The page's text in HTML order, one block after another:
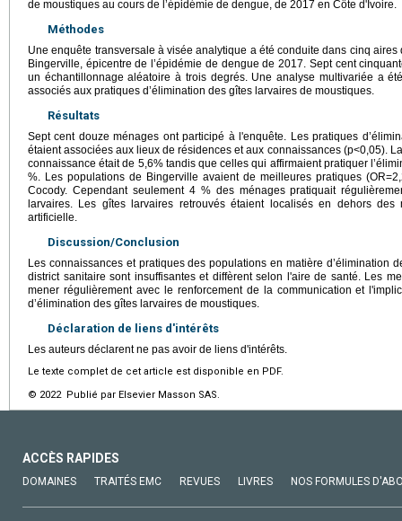
de moustiques au cours de l’épidémie de dengue, de 2017 en Côte d'Ivoire.
Méthodes
Une enquête transversale à visée analytique a été conduite dans cinq
Bingerville, épicentre de l’épidémie de dengue de 2017. Sept cent
un échantillonnage aléatoire à trois degrés. Une analyse multivariée a
associés aux pratiques d’élimination des gîtes larvaires de moustiques.
Résultats
Sept cent douze ménages ont participé à l'enquête. Les pratiques
étaient associées aux lieux de résidences et aux connaissances (p<0,05).
connaissance était de 5,6% tandis que celles qui affirmaient pratiquer
%. Les populations de Bingerville avaient de meilleures pratiques
Cocody. Cependant seulement 4 % des ménages pratiquait
larvaires. Les gîtes larvaires retrouvés étaient localisés en dehors
artificielle.
Discussion/Conclusion
Les connaissances et pratiques des populations en matière d’élimination
district sanitaire sont insuffisantes et diffèrent selon l'aire de santé. Les
mener régulièrement avec le renforcement de la communication et
d’élimination des gîtes larvaires de moustiques.
Déclaration de liens d'intérêts
Les auteurs déclarent ne pas avoir de liens d'intérêts.
Le texte complet de cet article est disponible en PDF.
© 2022 Publié par Elsevier Masson SAS.
ACCÈS RAPIDES
DOMAINES TRAITÉS EMC REVUES LIVRES NOS FORMULES